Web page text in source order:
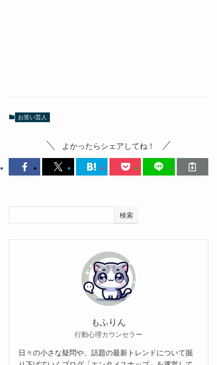
お笑い芸人
よかったらシェアしてね！
検索
もふりん
行動心理カウンセラー
日々の小さな疑問や、話題の最新トレンドについて掘